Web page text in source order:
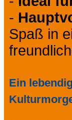
-
Spaß in
Ein